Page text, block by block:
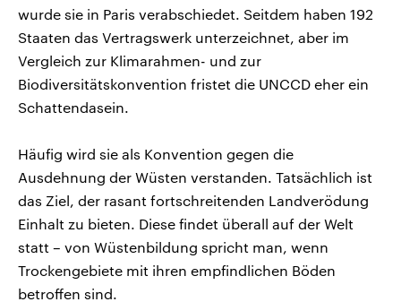
wurde sie in Paris verabschiedet. Seitdem haben 192
Staaten das Vertragswerk unterzeichnet, aber im
Vergleich zur Klimarahmen- und zur
Biodiversitätskonvention fristet die UNCCD eher ein
Schattendasein.
Häufig wird sie als Konvention gegen die
Ausdehnung der Wüsten verstanden. Tatsächlich ist
das Ziel, der rasant fortschreitenden Landverödung
Einhalt zu bieten. Diese findet überall auf der Welt
statt – von Wüstenbildung spricht man, wenn
Trockengebiete mit ihren empfindlichen Böden
betroffen sind.